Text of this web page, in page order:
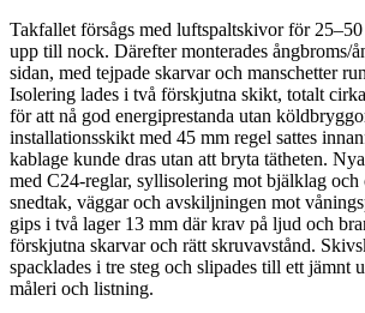
Takfallet försågs med luftspaltskivor för
upp till nock. Därefter monterades ångbroms/
sidan, med tejpade skarvar och manschetter
Isolering lades i två förskjutna skikt, totalt
för att nå god energiprestanda utan
installationsskikt med 45 mm regel sattes
kablage kunde dras utan att bryta tätheten.
med C24-reglar, syllisolering mot bjälklag och
snedtak, väggar och avskiljningen mot
gips i två lager 13 mm där krav på ljud och
förskjutna skarvar och rätt skruvavstånd.
spacklades i tre steg och slipades till ett jämnt
måleri och listning.